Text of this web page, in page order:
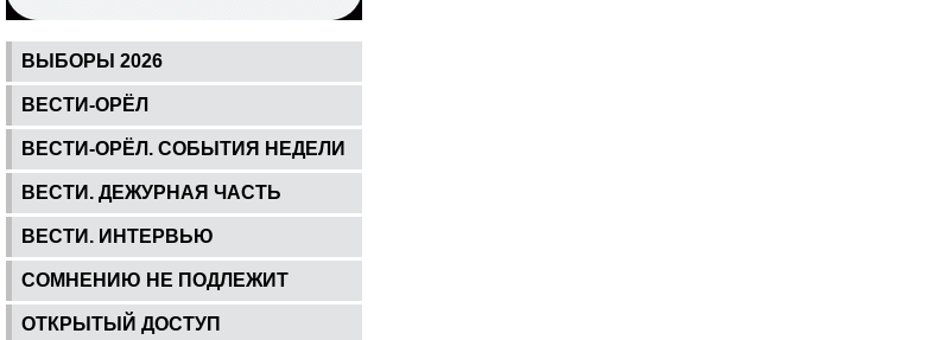
ВЫБОРЫ 2026
ВЕСТИ-ОРЁЛ
ВЕСТИ-ОРЁЛ. СОБЫТИЯ НЕДЕЛИ
ВЕСТИ. ДЕЖУРНАЯ ЧАСТЬ
ВЕСТИ. ИНТЕРВЬЮ
СОМНЕНИЮ НЕ ПОДЛЕЖИТ
ОТКРЫТЫЙ ДОСТУП